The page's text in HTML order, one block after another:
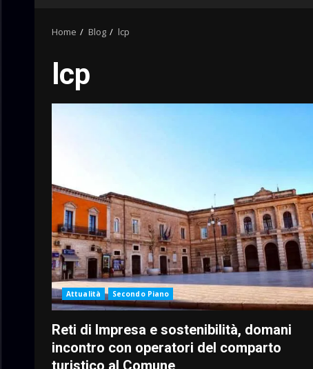
Home Blog lcp
lcp
Attualità Secondo Piano
Reti di Impresa e sostenibilità, domani
incontro con operatori del comparto
turistico al Comune